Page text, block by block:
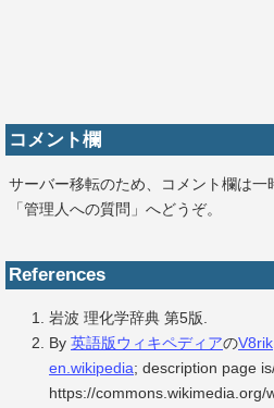
コメント欄
サーバー移転のため、コメント欄は一
「管理人への質問」へどうぞ。
References
岩波 理化学辞典 第5版.
By 英語版ウィキペディアのV8rik
en.wikipedia; description page
https://commons.wikimedia.org/